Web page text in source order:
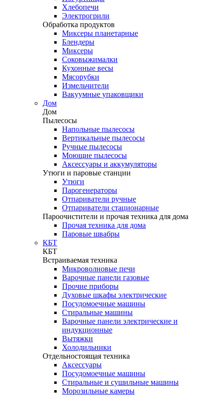
Хлебопечи
Электрогрили
Обработка продуктов
Миксеры планетарные
Блендеры
Миксеры
Соковыжималки
Кухонные весы
Мясорубки
Измельчители
Вакуумные упаковщики
Дом
Дом
Пылесосы
Напольные пылесосы
Вертикальные пылесосы
Ручные пылесосы
Моющие пылесосы
Аксессуары и аккумуляторы
Утюги и паровые станции
Утюги
Парогенераторы
Отпариватели ручные
Отпариватели стационарные
Пароочистители и прочая техника для дома
Прочая техника для дома
Паровые швабры
КБТ
КБТ
Встраиваемая техника
Микроволновые печи
Варочные панели газовые
Прочие приборы
Духовые шкафы электрические
Посудомоечные машины
Стиральные машины
Варочные панели электрические и
индукционные
Вытяжки
Холодильники
Отдельностоящая техника
Аксессуары
Посудомоечные машины
Стиральные и сушильные машины
Морозильные камеры